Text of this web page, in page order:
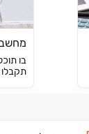
בו
תקבלו